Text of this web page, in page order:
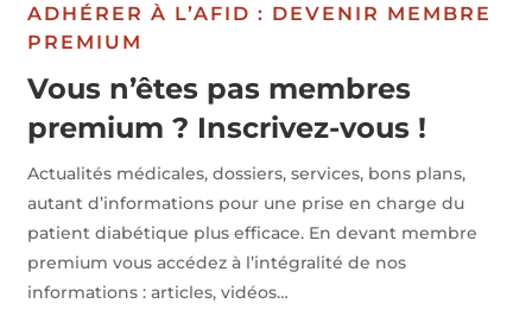
ADHÉRER À L’AFID : DEVENIR MEMBRE
PREMIUM
Vous n’êtes pas membres
premium ? Inscrivez-vous !
Actualités médicales, dossiers, services, bons plans,
autant d’informations pour une prise en charge du
patient diabétique plus efficace. En devant membre
premium vous accédez à l’intégralité de nos
informations : articles, vidéos…